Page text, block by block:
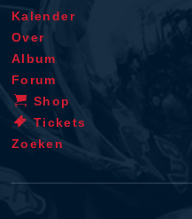
Kalender
Over
Album
Forum
Shop
Tickets
Zoeken